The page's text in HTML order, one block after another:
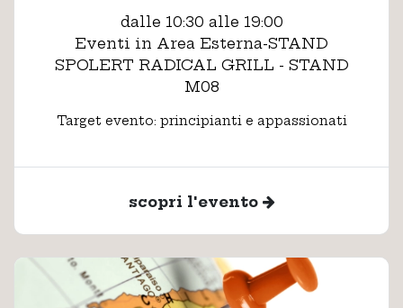
dalle 10:30 alle 19:00
Eventi in Area Esterna-STAND
SPOLERT RADICAL GRILL - STAND
M08
Target evento: principianti e appassionati
scopri l'evento